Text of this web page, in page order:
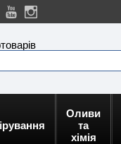
Оливи
та
хімія